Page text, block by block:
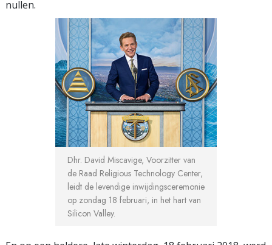
nullen.
Dhr. David Miscavige, Voorzitter van
de Raad Religious Technology Center,
leidt de levendige inwijdingsceremonie
op zondag 18 februari, in het hart van
Silicon Valley.